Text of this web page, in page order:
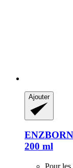
Ajouter
ENZBORN
200 ml